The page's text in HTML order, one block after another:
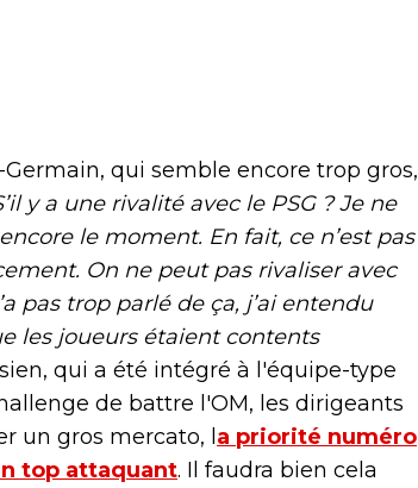
qui semble encore trop gros,
y a une rivalité avec le PSG ? Je ne
le moment. En fait, ce n’est pas
On ne peut pas rivaliser avec
pas trop parlé de ça, j’ai entendu
les joueurs étaient contents
qui a été intégré à l'équipe-type
de battre l'OM, les dirigeants
un gros mercato, l a priorité numéro
top attaquant. Il faudra bien cela